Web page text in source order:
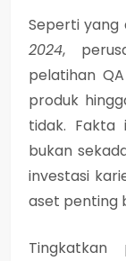
Seperti
2024,
pelatihan
produk
tidak. Fakta
bukan
investasi
aset penting
Tingkatkan